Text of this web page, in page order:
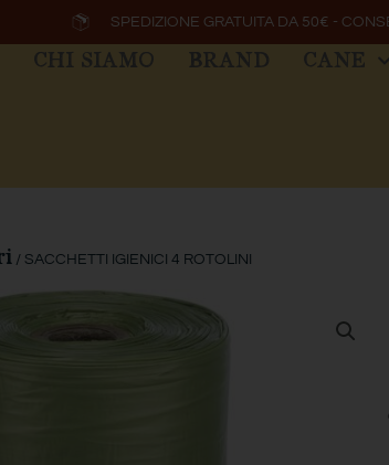
SPEDIZIONE GRATUITA DA 50€ -
CHI SIAMO BRAND CANE
/ SACCHETTI IGIENICI 4 ROTOLINI